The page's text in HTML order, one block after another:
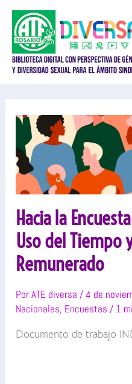
contenido
Hacia la
Uso del Tiempo
Remunerado
PorATE diversa/4 de
Nacionales, Encuestas / 1
Documento de trabajo